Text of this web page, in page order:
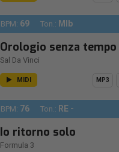
BPM: 69 Ton.: MIb
Orologio senza tempo
Sal Da Vinci
MIDI MP3
BPM: 76 Ton.: RE -
Io ritorno solo
Formula 3